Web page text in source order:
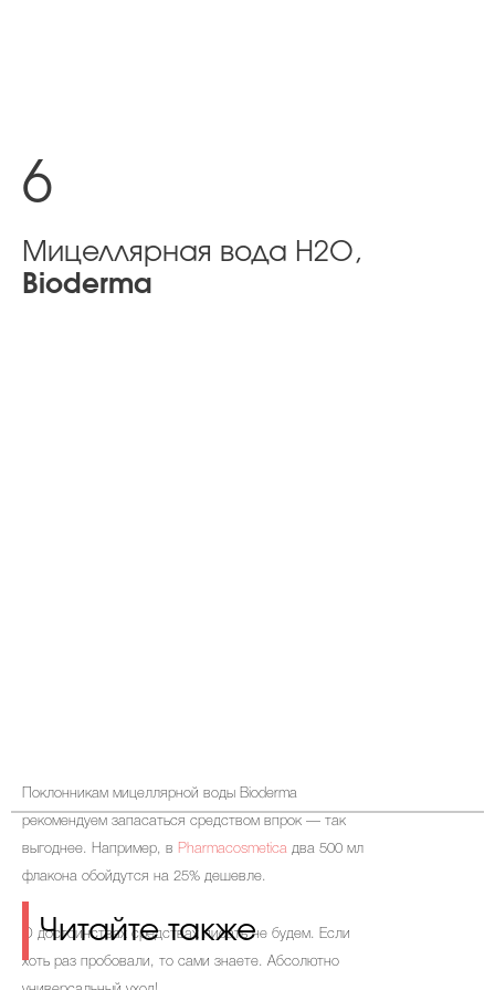
6
Мицеллярная вода H2O,
Bioderma
Поклонникам мицеллярной воды Bioderma
рекомендуем запасаться средством впрок — так
выгоднее. Например, в Pharmacosmetica два 500 мл
флакона обойдутся на 25% дешевле.
О достоинствах средствах писать не будем. Если
хоть раз пробовали, то сами знаете. Абсолютно
Читайте также